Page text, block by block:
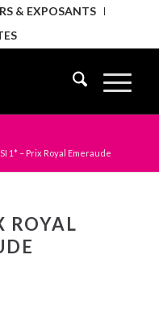
& EXPOSANTS
1* – Prix Royal Emeraude
ROYAL